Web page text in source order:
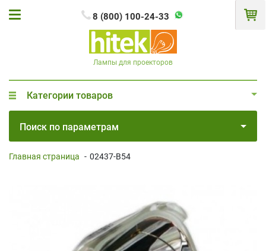
8 (800) 100-24-33
Лампы для проекторов
Категории товаров
Поиск по параметрам
Главная страница - 02437-B54